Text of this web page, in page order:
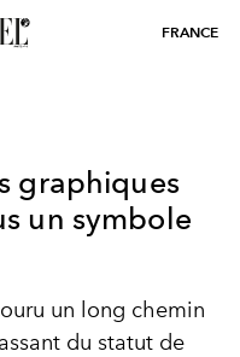
FRANCE
graphiques
un symbole
un long chemin
du statut de